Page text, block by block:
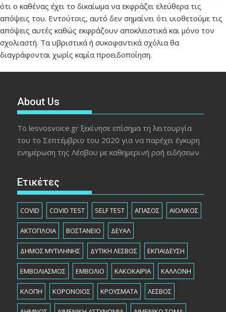
ότι ο καθένας έχει το δικαίωμα να εκφράζει ελεύθερα τις
απόψεις του. Εντούτοις, αυτό δεν σημαίνει ότι υιοθετούμε τις
απόψεις αυτές καθώς εκφράζουν αποκλειστικά και μόνο τον
σχολιαστή. Τα υβριστικά ή συκοφαντικά σχόλια θα
διαγράφονται χωρίς καμία προειδοποίηση.
About Us
Το lesvosvoice.gr ξεκίνησε επίσημα τη λειτουργία
του το Σεπτέμβριο του 2020 για να παρέχει έγκυρη
ενημέρωση της Λέσβου με καθημερινή ροή ειδήσεων.
Ετικέτες
COVID COVID TEST SELF TEST ΑΓΙΑΣΟΣ ΑΙΟΛΙΚΟΣ
ΑΚΤΟΠΛΟΙΑ ΒΟΣΤΑΝΕΙΟ ΔΕΥΑΛ
ΔΗΜΟΣ ΜΥΤΙΛΗΝΗΣ ΔΥΤΙΚΗ ΛΕΣΒΟΣ ΕΚΠΑΙΔΕΥΣΗ
ΕΜΒΟΛΙΑΣΜΟΣ ΕΜΒΟΛΙΟ ΚΑΚΟΚΑΙΡΙΑ ΚΑΛΛΟΝΗ
ΚΛΟΠΗ ΚΟΡΟΝΟΙΟΣ ΚΡΟΥΣΜΑΤΑ ΛΕΣΒΟΣ